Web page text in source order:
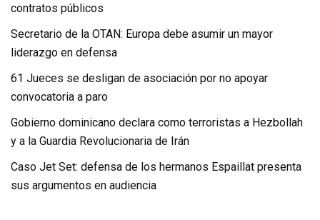
contratos públicos
Secretario de la OTAN: Europa debe asumir un mayor
liderazgo en defensa
61 Jueces se desligan de asociación por no apoyar
convocatoria a paro
Gobierno dominicano declara como terroristas a Hezbollah
y a la Guardia Revolucionaria de Irán
Caso Jet Set: defensa de los hermanos Espaillat presenta
sus argumentos en audiencia